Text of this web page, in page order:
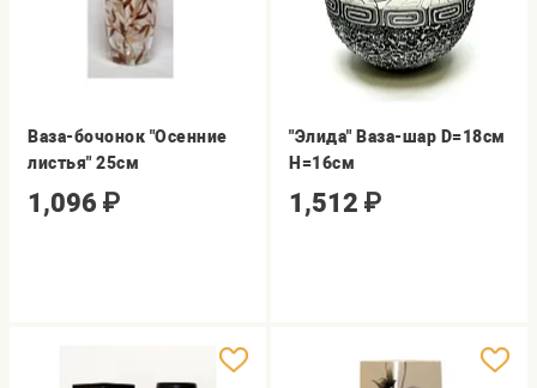
Ваза-бочонок "Осенние
листья" 25см
1,096 ₽
"Элида" Ваза-шар D=18см
H=16см
1,512 ₽